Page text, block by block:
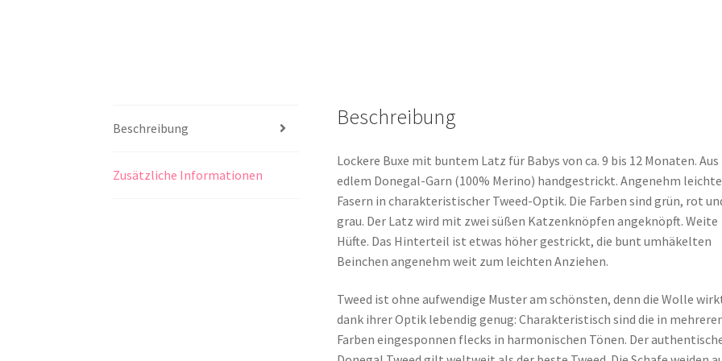
Beschreibung
Zusätzliche Informationen
Beschreibung
Lockere Buxe mit buntem Latz für Babys von ca. 9 bis 12 Monaten. Aus
edlem Donegal-Garn (100% Merino) handgestrickt. Angenehm leichte
Fasern in charakteristischer Tweed-Optik. Die Farben sind grün, rot
grau. Der Latz wird mit zwei süßen Katzenknöpfen angeknöpft. Weite
Hüfte. Das Hinterteil ist etwas höher gestrickt, die bunt umhäkelten
Beinchen angenehm weit zum leichten Anziehen.
Tweed ist ohne aufwendige Muster am schönsten, denn die Wolle
dank ihrer Optik lebendig genug: Charakteristisch sind die in
Farben eingesponnen flecks in harmonischen Tönen. Der